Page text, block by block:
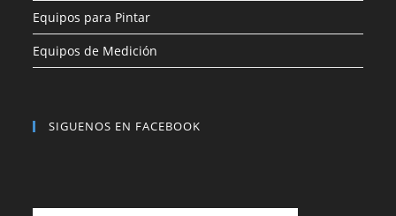
Equipos para Pintar
Equipos de Medición
SIGUENOS EN FACEBOOK